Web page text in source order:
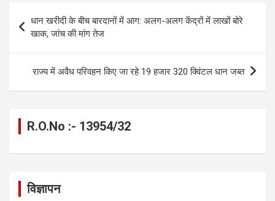
o
o
k
g
er
A
p
p
a
n
k
navigation
धान खरीदी के बीच बारदानों में आग: अलग-अलग केंद्रों में लाखों बोरे
खाक, जांच की मांग तेज
राज्य में अवैध परिवहन किए जा रहे 19 हजार 320 क्विंटल धान जब्त
R.O.No :- 13954/32
विज्ञापन